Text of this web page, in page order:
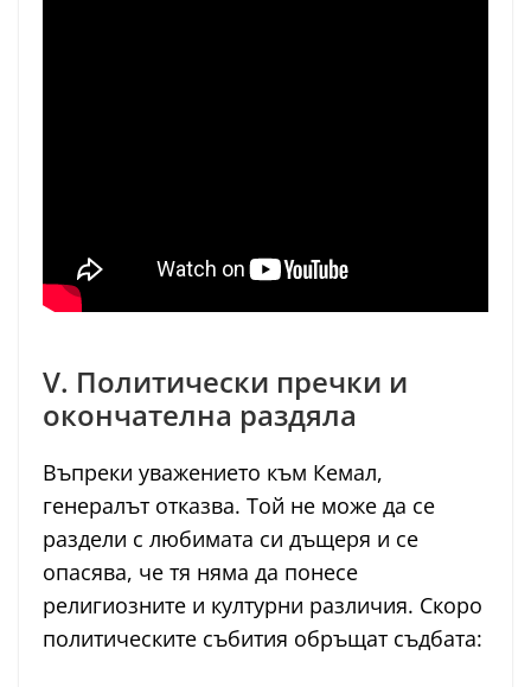
V. Политически пречки и
окончателна раздяла
Въпреки уважението към Кемал,
генералът отказва. Той не може да се
раздели с любимата си дъщеря и се
опасява, че тя няма да понесе
религиозните и културни различия. Скоро
политическите събития обръщат съдбата: